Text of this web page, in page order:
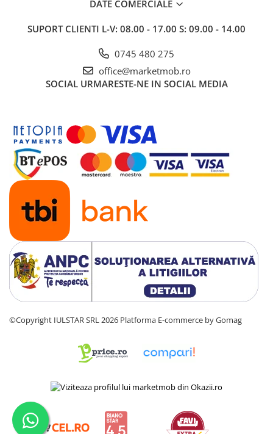
DATE COMERCIALE
SUPORT CLIENTI L-V: 08.00 - 17.00 S: 09.00 - 14.00
0745 480 275
office@marketmob.ro
SOCIAL URMARESTE-NE IN SOCIAL MEDIA
©Copyright IULSTAR SRL 2026 Platforma E-commerce by Gomag